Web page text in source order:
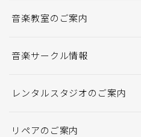
音楽教室のご案内
音楽サークル情報
レンタルスタジオのご案内
リペアのご案内